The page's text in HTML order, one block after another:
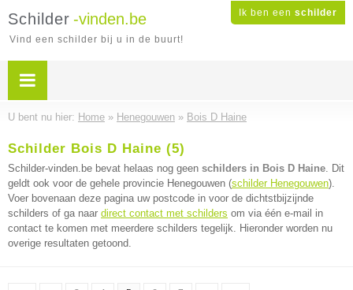
Ik ben een schilder
Schilder -vinden.be
Vind een schilder bij u in de buurt!
U bent nu hier: Home » Henegouwen » Bois D Haine
Schilder Bois D Haine (5)
Schilder-vinden.be bevat helaas nog geen schilders in Bois D Haine. Dit
geldt ook voor de gehele provincie Henegouwen (schilder Henegouwen).
Voer bovenaan deze pagina uw postcode in voor de dichtstbijzijnde
schilders of ga naar direct contact met schilders om via één e-mail in
contact te komen met meerdere schilders tegelijk. Hieronder worden nu
overige resultaten getoond.